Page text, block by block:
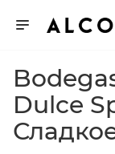
Dulce